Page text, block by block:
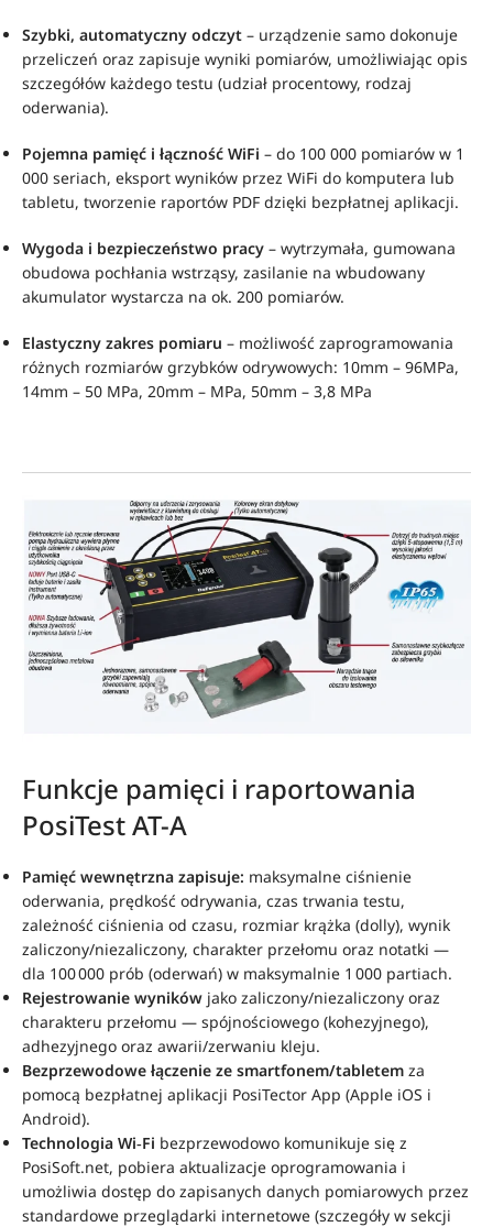
Szybki, automatyczny odczyt – urządzenie samo dokonuje
przeliczeń oraz zapisuje wyniki pomiarów, umożliwiając opis
szczegółów każdego testu (udział procentowy, rodzaj
oderwania).
Pojemna pamięć i łączność WiFi – do 100 000 pomiarów w 1
000 seriach, eksport wyników przez WiFi do komputera lub
tabletu, tworzenie raportów PDF dzięki bezpłatnej aplikacji.
Wygoda i bezpieczeństwo pracy – wytrzymała, gumowana
obudowa pochłania wstrząsy, zasilanie na wbudowany
akumulator wystarcza na ok. 200 pomiarów.
Elastyczny zakres pomiaru – możliwość zaprogramowania
różnych rozmiarów grzybków odrywowych: 10mm – 96MPa,
14mm – 50 MPa, 20mm – MPa, 50mm – 3,8 MPa
Funkcje pamięci i raportowania
PosiTest AT-A
Pamięć wewnętrzna zapisuje: maksymalne ciśnienie
oderwania, prędkość odrywania, czas trwania testu,
zależność ciśnienia od czasu, rozmiar krążka (dolly), wynik
zaliczony/niezaliczony, charakter przełomu oraz notatki —
dla 100 000 prób (oderwań) w maksymalnie 1 000 partiach.
Rejestrowanie wyników jako zaliczony/niezaliczony oraz
charakteru przełomu — spójnościowego (kohezyjnego),
adhezyjnego oraz awarii/zerwaniu kleju.
Bezprzewodowe łączenie ze smartfonem/tabletem za
pomocą bezpłatnej aplikacji PosiTector App (Apple iOS i
Android).
Technologia Wi‑Fi bezprzewodowo komunikuje się z
PosiSoft.net, pobiera aktualizacje oprogramowania i
umożliwia dostęp do zapisanych danych pomiarowych przez
standardowe przeglądarki internetowe (szczegóły w sekcji